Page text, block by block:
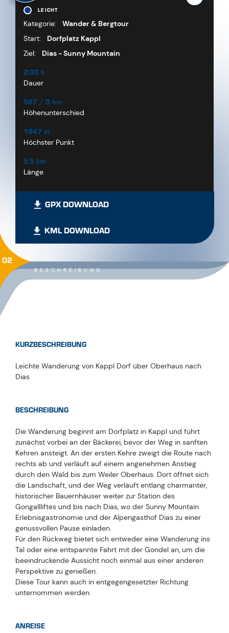
LEICHT
Kategorie:
Wander & Bergtour
Start:
Dorfplatz Kappl
Ziel:
Dias - Sunny Mountain
2:30 h
Dauer
587 / 0 hm
Höhenunterschied
1847 m
Höchster Punkt
5.5 km
Länge
GPX DOWNLOAD
KML DOWNLOAD
BESCHREIBUNG
02
KURZBESCHREIBUNG
Leichte Wanderung von Kappl Dorf über Oberhaus nach
Dias
BESCHREIBUNG
Die Wanderung beginnt am Dorfplatz in Kappl und führt
zunächst vorbei an der Bäckerei, bevor der Weg in sanften
Kehren ansteigt. An der ersten Kehre zweigt die Route nach
rechts ab und verläuft auf einem angenehmen Anstieg
durch den Wald bis zum Weiler Oberhaus. Dort öffnet sich
die Landschaft, und der Weg verläuft entlang charmanter,
historischer Bauernhäuser weiter zur Station des
Gongallliftes und bis nach Dias, wo der Sunny Mountain
Erlebnisgastronomie und der Alpengasthof Dias zu einer
genussvollen Pause einladen.
Für den Rückweg bietet sich entweder eine Wanderung ins
Tal oder eine entspannte Fahrt mit der Gondel an, um die
beeindruckende Aussicht noch einmal aus einer anderen
Perspektive zu genießen.
Diese Tour kann auch in entgegengesetzter Richtung
unternommen werden.
ANREISE